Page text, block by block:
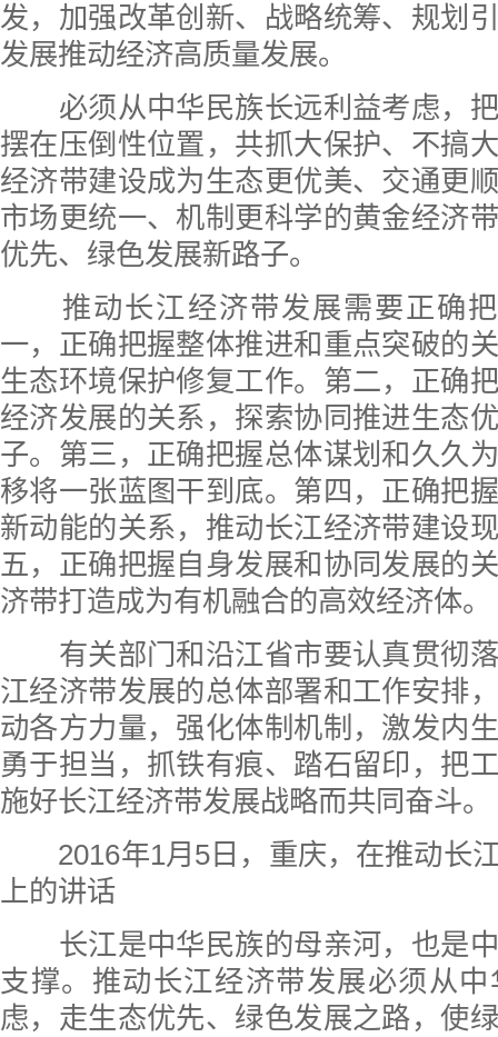
发，加强改革创新、战略统筹、规划
发展推动经济高质量发展。
必须从中华民族长远利益考虑，把
摆在压倒性位置，共抓大保护、不搞
经济带建设成为生态更优美、交通更
市场更统一、机制更科学的黄金经济
优先、绿色发展新路子。
推动长江经济带发展需要正确把
一，正确把握整体推进和重点突破的
生态环境保护修复工作。第二，正确
经济发展的关系，探索协同推进生态
子。第三，正确把握总体谋划和久久
移将一张蓝图干到底。第四，正确把
新动能的关系，推动长江经济带建设
五，正确把握自身发展和协同发展的
济带打造成为有机融合的高效经济体。
有关部门和沿江省市要认真贯彻落
江经济带发展的总体部署和工作安排
动各方力量，强化体制机制，激发内
勇于担当，抓铁有痕、踏石留印，把
施好长江经济带发展战略而共同奋斗。
2016年1月5日，重庆，在推动长
上的讲话
长江是中华民族的母亲河，也是中
支撑。推动长江经济带发展必须从
虑，走生态优先、绿色发展之路，使